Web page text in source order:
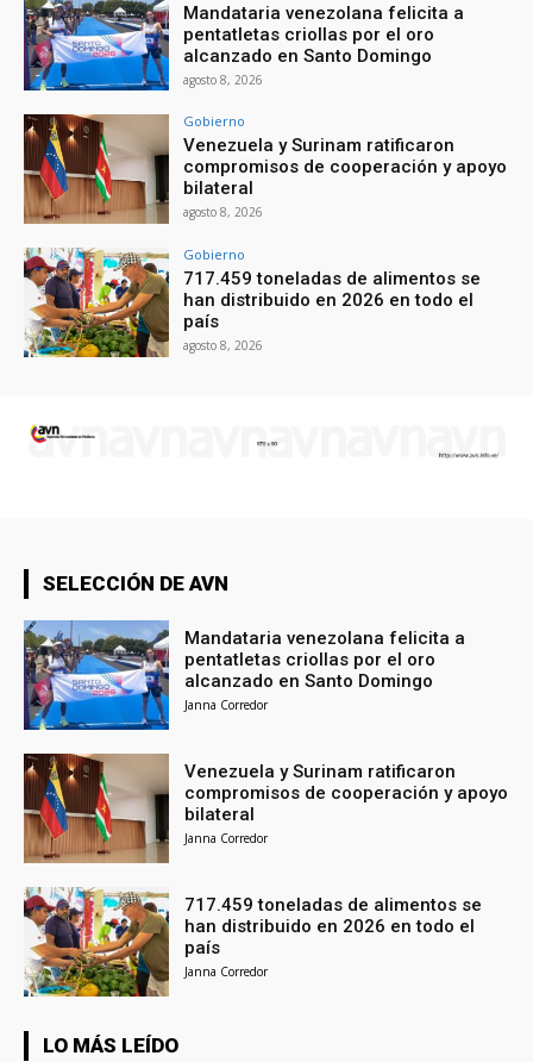
Mandataria venezolana felicita a
pentatletas criollas por el oro
alcanzado en Santo Domingo
agosto 8, 2026
Gobierno
Venezuela y Surinam ratificaron
compromisos de cooperación y apoyo
bilateral
agosto 8, 2026
Gobierno
717.459 toneladas de alimentos se
han distribuido en 2026 en todo el
país
agosto 8, 2026
SELECCIÓN DE AVN
Mandataria venezolana felicita a
pentatletas criollas por el oro
alcanzado en Santo Domingo
Janna Corredor
Venezuela y Surinam ratificaron
compromisos de cooperación y apoyo
bilateral
Janna Corredor
717.459 toneladas de alimentos se
han distribuido en 2026 en todo el
país
Janna Corredor
LO MÁS LEÍDO